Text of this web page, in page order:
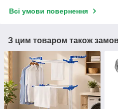
Всі умови повернення
З цим товаром також